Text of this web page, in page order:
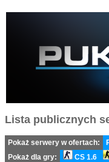
Lista publicznych
Pokaż serwery w ofertach:
Pokaż dla gry:
CS 1.6